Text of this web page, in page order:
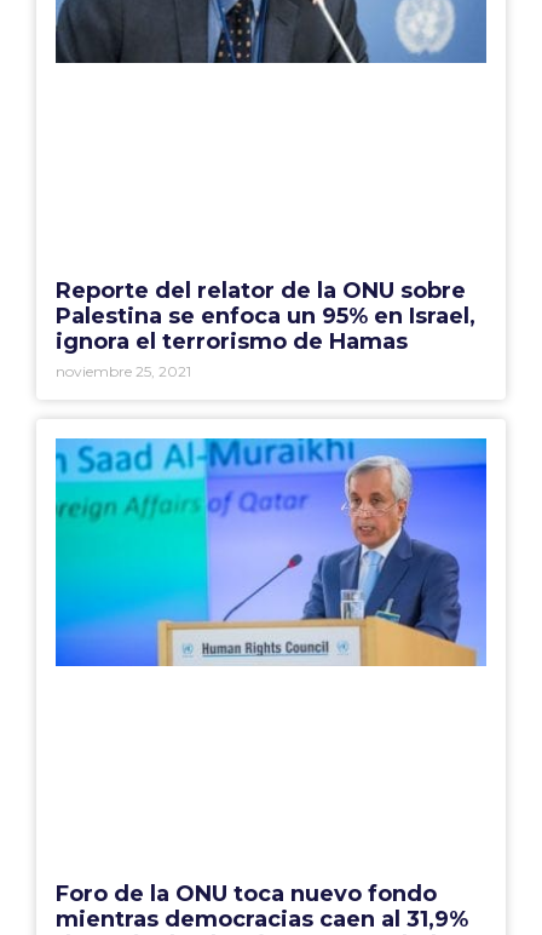
Reporte del relator de la ONU sobre
Palestina se enfoca un 95% en Israel,
ignora el terrorismo de Hamas
noviembre 25, 2021
Foro de la ONU toca nuevo fondo
mientras democracias caen al 31,9%